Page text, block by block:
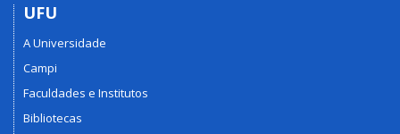
UFU
A Universidade
Campi
Faculdades e Institutos
Bibliotecas